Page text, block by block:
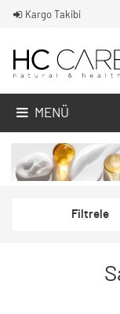
Kargo Takibi
MENÜ
Filtrele